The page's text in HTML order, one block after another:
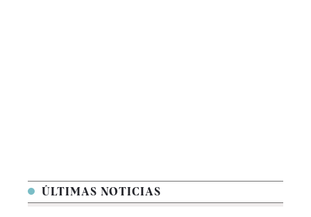
ÚLTIMAS NOTICIAS